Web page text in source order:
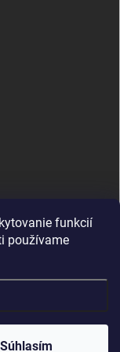
funkcií
používame
Súhlasím
práva vyhradené.